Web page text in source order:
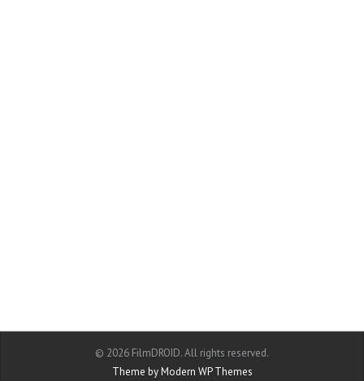
© 2026 FilmDROID. All rights reserved.
Theme by Modern WP Themes